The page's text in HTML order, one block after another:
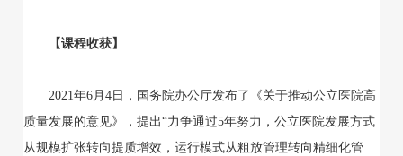
【课程收获】
2021年6月4日，国务院办公厅发布了《关于推动公立医院高
质量发展的意见》，提出“力争通过5年努力，公立医院发展方式
从规模扩张转向提质增效，运行模式从粗放管理转向精细化管